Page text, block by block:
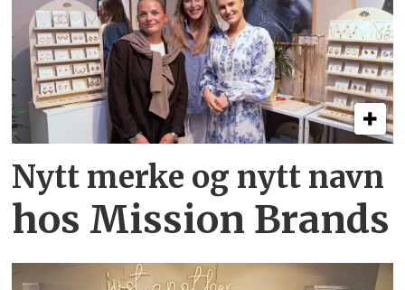
Nytt merke og nytt navn
hos Mission Brands